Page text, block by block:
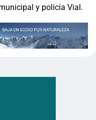
y policía Vial.